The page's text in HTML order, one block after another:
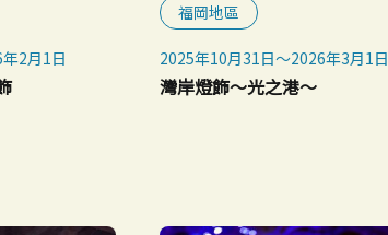
2月1日
福岡地區
2025年10月31日～2026年3月1日
灣岸燈飾～光之港～